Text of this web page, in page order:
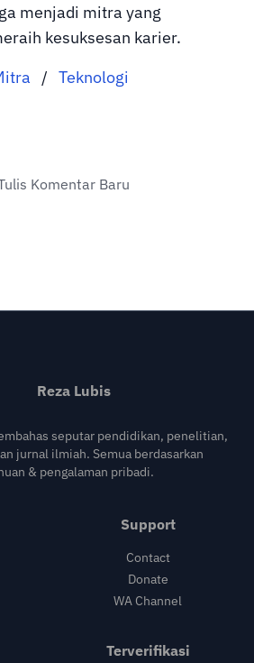
menjadi mitra yang
kesuksesan karier.
/ Teknologi
Komentar Baru
Reza Lubis
seputar pendidikan, penelitian,
jurnal ilmiah. Semua berdasarkan
& pengalaman pribadi.
Support
Contact
Donate
WA Channel
Terverifikasi